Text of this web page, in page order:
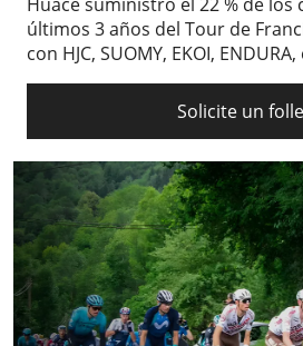
Huace suministró el 22 % de los
últimos 3 años del Tour de
con HJC, SUOMY, EKOI, ENDURA,
Solicite un